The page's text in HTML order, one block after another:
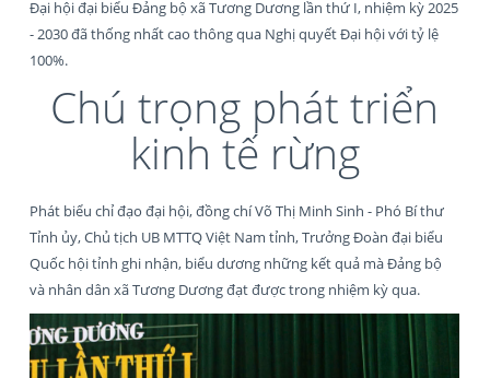
Đại hội đại biểu Đảng bộ xã Tương Dương lần thứ I, nhiệm kỳ 2025
- 2030 đã thống nhất cao thông qua Nghị quyết Đại hội với tỷ lệ
100%.
Chú trọng phát triển
kinh tế rừng
Phát biểu chỉ đạo đại hội, đồng chí Võ Thị Minh Sinh - Phó Bí thư
Tỉnh ủy, Chủ tịch UB MTTQ Việt Nam tỉnh, Trưởng Đoàn đại biểu
Quốc hội tỉnh ghi nhận, biểu dương những kết quả mà Đảng bộ
và nhân dân xã Tương Dương đạt được trong nhiệm kỳ qua.